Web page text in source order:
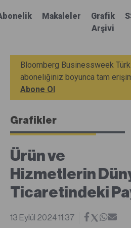
Makaleler
Grafik
Arşivi
Bloomberg Businessweek
aboneliğiniz boyunca tam
Abone Ol
Grafikler
Ürün ve
Hizmetlerin
Ticaretindeki
13 Eylül 2024 11:37